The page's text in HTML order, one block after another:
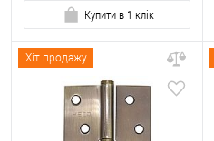
Купити в 1 клік
Хіт продажу